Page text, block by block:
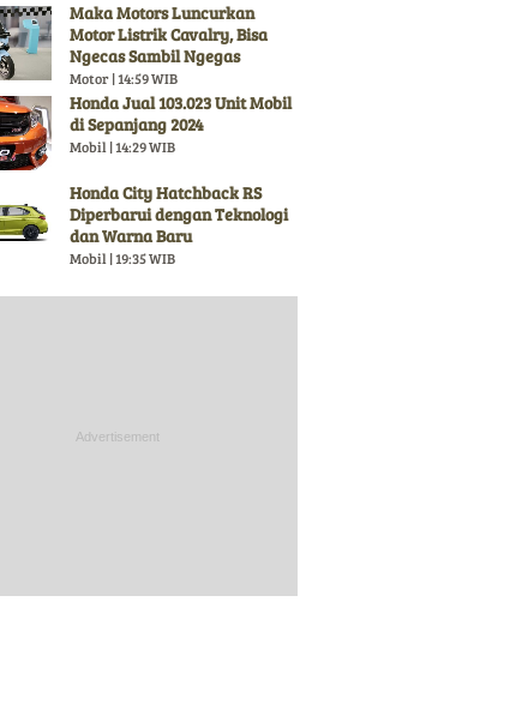
Maka Motors Luncurkan
Motor Listrik Cavalry, Bisa
Ngecas Sambil Ngegas
Motor | 14:59 WIB
Honda Jual 103.023 Unit Mobil
di Sepanjang 2024
Mobil | 14:29 WIB
Honda City Hatchback RS
Diperbarui dengan Teknologi
dan Warna Baru
Mobil | 19:35 WIB